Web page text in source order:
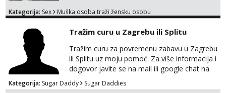
sve stvar dogovora otvoren za sve
Kategorija: Sex Muška osoba traži žensku osobu
Tražim curu u Zagrebu ili Splitu
Tražim curu za povremenu zabavu u Zagrebu
ili Splitu uz moju pomoć. Za više informacija i
dogovor javite se na mail ili google chat na
oneofakind999111@gmail.com
Kategorija: Sugar Daddy Sugar Daddies